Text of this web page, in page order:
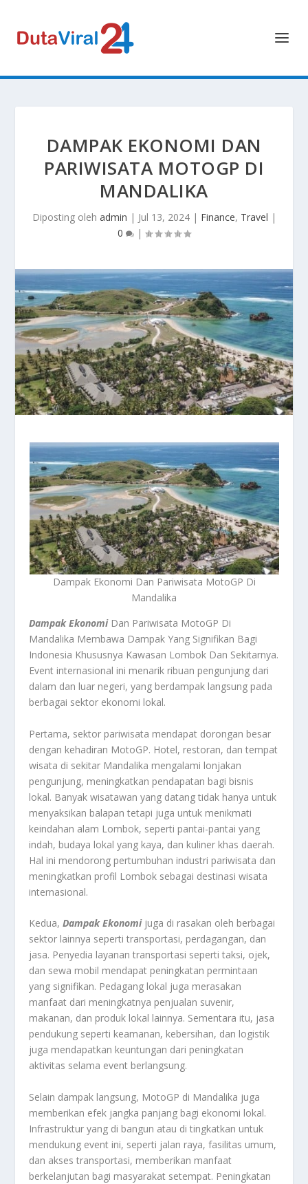
DAMPAK EKONOMI DAN
PARIWISATA MOTOGP DI
MANDALIKA
Diposting oleh admin | Jul 13, 2024| Finance, Travel |
0
|
Dampak Ekonomi Dan Pariwisata MotoGP Di
Mandalika
Dampak Ekonomi Dan Pariwisata MotoGP Di
Mandalika Membawa Dampak Yang Signifikan Bagi
Indonesia Khususnya Kawasan Lombok Dan Sekitarnya.
Event internasional ini menarik ribuan pengunjung dari
dalam dan luar negeri, yang berdampak langsung pada
berbagai sektor ekonomi lokal.
Pertama, sektor pariwisata mendapat dorongan besar
dengan kehadiran MotoGP. Hotel, restoran, dan tempat
wisata di sekitar Mandalika mengalami lonjakan
pengunjung, meningkatkan pendapatan bagi bisnis
lokal. Banyak wisatawan yang datang tidak hanya untuk
menyaksikan balapan tetapi juga untuk menikmati
keindahan alam Lombok, seperti pantai-pantai yang
indah, budaya lokal yang kaya, dan kuliner khas daerah.
Hal ini mendorong pertumbuhan industri pariwisata dan
meningkatkan profil Lombok sebagai destinasi wisata
internasional.
Kedua,Dampak Ekonomijuga di rasakan oleh berbagai
sektor lainnya seperti transportasi, perdagangan, dan
jasa. Penyedia layanan transportasi seperti taksi, ojek,
dan sewa mobil mendapat peningkatan permintaan
yang signifikan. Pedagang lokal juga merasakan
manfaat dari meningkatnya penjualan suvenir,
makanan, dan produk lokal lainnya. Sementara itu, jasa
pendukung seperti keamanan, kebersihan, dan logistik
juga mendapatkan keuntungan dari peningkatan
aktivitas selama event berlangsung.
Selain dampak langsung, MotoGP di Mandalika juga
memberikan efek jangka panjang bagi ekonomi lokal.
Infrastruktur yang di bangun atau di tingkatkan untuk
mendukung event ini, seperti jalan raya, fasilitas umum,
dan akses transportasi, memberikan manfaat
berkelanjutan bagi masyarakat setempat. Peningkatan